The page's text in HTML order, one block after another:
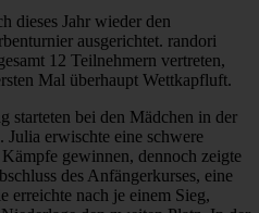
dieses Jahr wieder den
ausgerichtet. randori
12 Teilnehmern vertreten,
Mal überhaupt Wettkapfluft.
starteten bei den Mädchen in der
Julia erwischte eine schwere
gewinnen, dennoch zeigte
des Anfängerkurses, eine
erreichte nach je einem Sieg,